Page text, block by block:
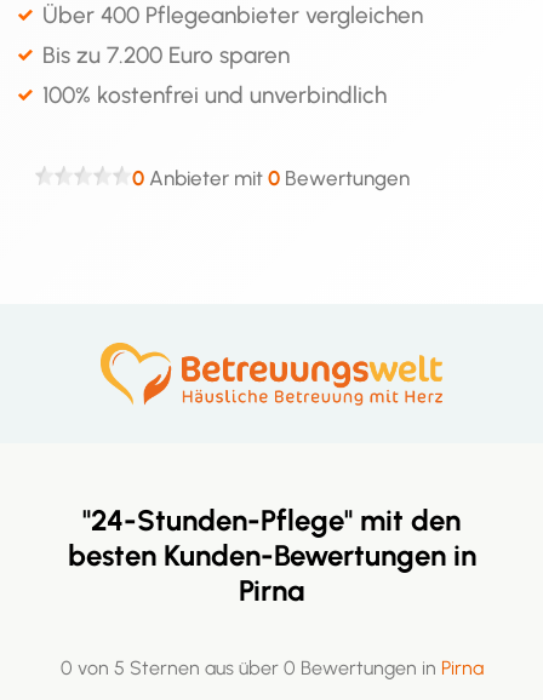
Über 400 Pflegeanbieter vergleichen
Bis zu 7.200 Euro sparen
100% kostenfrei und unverbindlich
0 Anbieter mit 0 Bewertungen
"24-Stunden-Pflege" mit den
besten Kunden-Bewertungen in
Pirna
0 von 5 Sternen aus über 0 Bewertungen in Pirna